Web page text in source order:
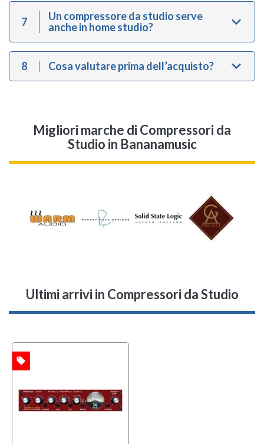
7
Un compressore da studio serve
anche in home studio?
8 Cosa valutare prima dell’acquisto?
Migliori marche di Compressori da
Studio in Bananamusic
Ultimi arrivi in Compressori da Studio
local_offer